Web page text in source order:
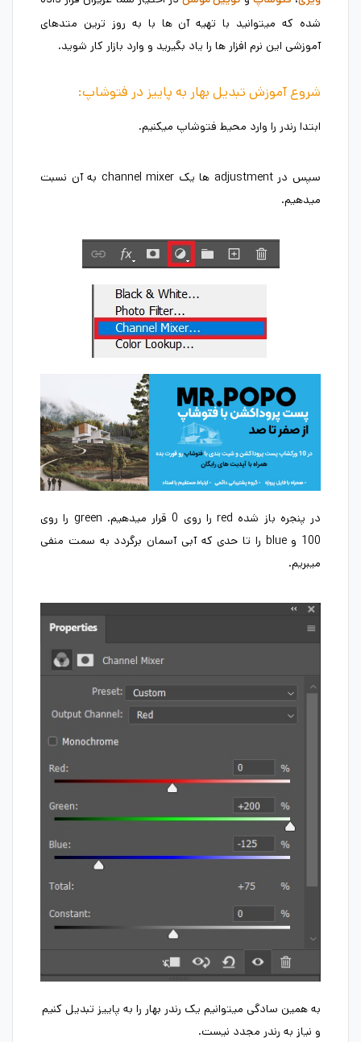
شده که میتوانید با تهیه آن ها با به روز ترین متدهای
آموزشی این نرم افزار ها را یاد بگیرید و وارد بازار کار شوید.
شروع آموزش تبدیل بهار به پاییز در فتوشاپ:
ابتدا رندر را وارد محیط فتوشاپ میکنیم.
سپس در adjustment ها یک channel mixer به آن نسبت
میدهیم.
در پنجره باز شده red را روی 0 قرار میدهیم. green را روی
100 و blue را تا حدی که آبی آسمان برگردد به سمت منفی
میبریم.
به همین سادگی میتوانیم یک رندر بهار را به پاییز تبدیل کنیم
و نیاز به رندر مجدد نیست.